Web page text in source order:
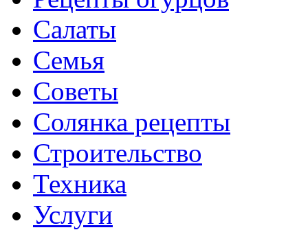
Салаты
Семья
Советы
Солянка рецепты
Строительство
Техника
Услуги